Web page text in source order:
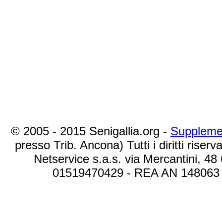
© 2005 - 2015 Senigallia.org -
presso Trib. Ancona) Tutti i diritti
Netservice s.a.s. via Mercantini,
01519470429 - REA AN